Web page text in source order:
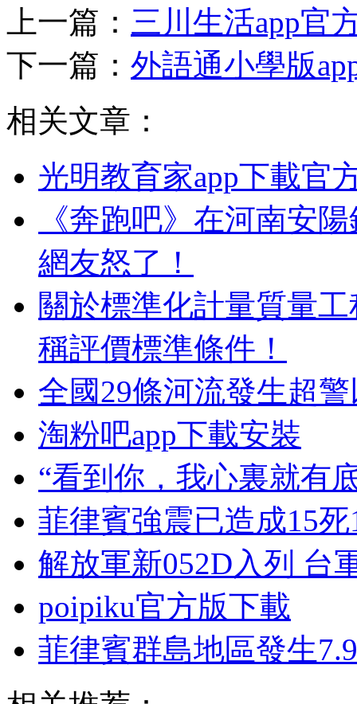
上一篇： 三川生活app官
下一篇： 外語通小學版
相关文章：
光明教育家app下載官
《奔跑吧》在河南安
網友怒了！
關於標準化計量質量
稱評價標準條件！
全國29條河流發生超
淘粉吧app下載安裝
“看到你，我心裏就有
菲律賓強震已造成15
解放軍新052D入列 台
poipiku官方版下載
菲律賓群島地區發生